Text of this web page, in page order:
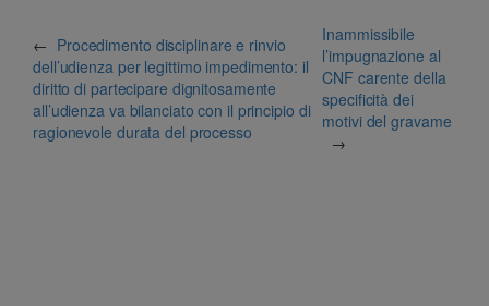
← Procedimento disciplinare e rinvio
dell’udienza per legittimo impedimento: il
diritto di partecipare dignitosamente
all’udienza va bilanciato con il principio di
ragionevole durata del processo
Inammissibile
l’impugnazione al
CNF carente della
specificità dei
motivi del gravame
→